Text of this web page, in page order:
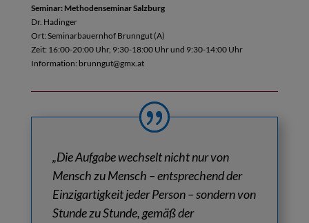
Seminar: Methodenseminar Salzburg
Dr. Hadinger
Ort: Seminarbauernhof Brunngut (A)
Zeit: 16:00-20:00 Uhr, 9:30-18:00 Uhr und 9:30-14:00 Uhr
Information: brunngut@gmx.at
„Die Aufgabe wechselt nicht nur von
Mensch zu Mensch – entsprechend der
Einzigartigkeit jeder Person –sondern von
Stunde zu Stunde, gemäß der